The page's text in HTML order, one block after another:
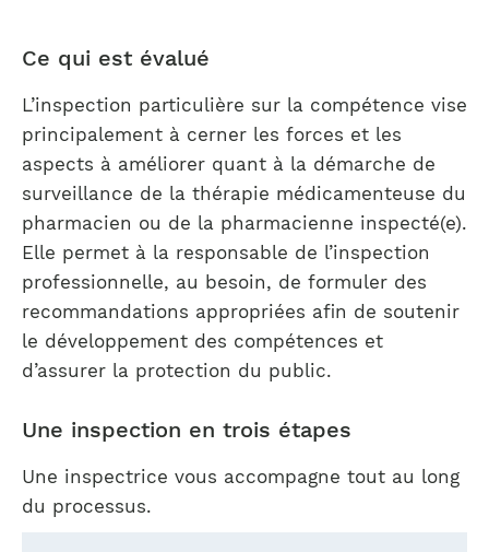
Ce qui est évalué
L’inspection particulière sur la compétence vise
principalement à cerner les forces et les
aspects à améliorer quant à la démarche de
surveillance de la thérapie médicamenteuse du
pharmacien ou de la pharmacienne inspecté(e).
Elle permet à la responsable de l’inspection
professionnelle, au besoin, de formuler des
recommandations appropriées afin de soutenir
le développement des compétences et
d’assurer la protection du public.
Une inspection en trois étapes
Une inspectrice vous accompagne tout au long
du processus.